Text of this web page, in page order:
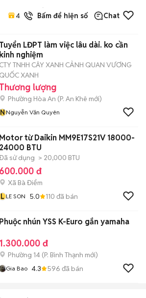
4.9
17
đã
bán
Bấm để hiện số Chat
Tuyển LĐPT làm việc lâu dài. ko cần
kinh nghiệm
CTY TNHH CÂY XANH CẢNH QUAN VƯƠNG
QUỐC XANH
Thương lượng
Phường Hòa An (P. An Khê mới)
NNguyễn Văn Quyên
Motor từ Daikin MM9E17S21V 18000-
24000 BTU
sử dụng > 20,000 BTU
600.000 đ
Xã Bà Điểm
L LE SON 5.0 110 đã bán
Phuộc nhún YSS K-Euro gắn yamaha
1.300.000 đ
Phường 14 (P. Bình Thạnh mới)
Gia Bao 4.3 596 đã bán